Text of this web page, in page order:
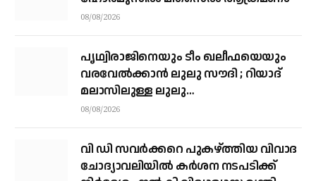
08/08/2026
പൃഥ്വിരാജിനെയും ടീം ഖലീഫയെയും
വരവേല്‍ക്കാന്‍ ലുലു സൗദി ; റിയാദ്
മലാസിലുള്ള ലുലു
ഹൈപ്പര്‍മാര്‍ക്കറ്റിലാണ് സംഘം
08/08/2026
വി ഡി സവര്‍ക്കറെ പുകഴ്ത്തിയ വിവാദ
ചോദ്യാവലിയില്‍ കര്‍ശന നടപടിക്ക്